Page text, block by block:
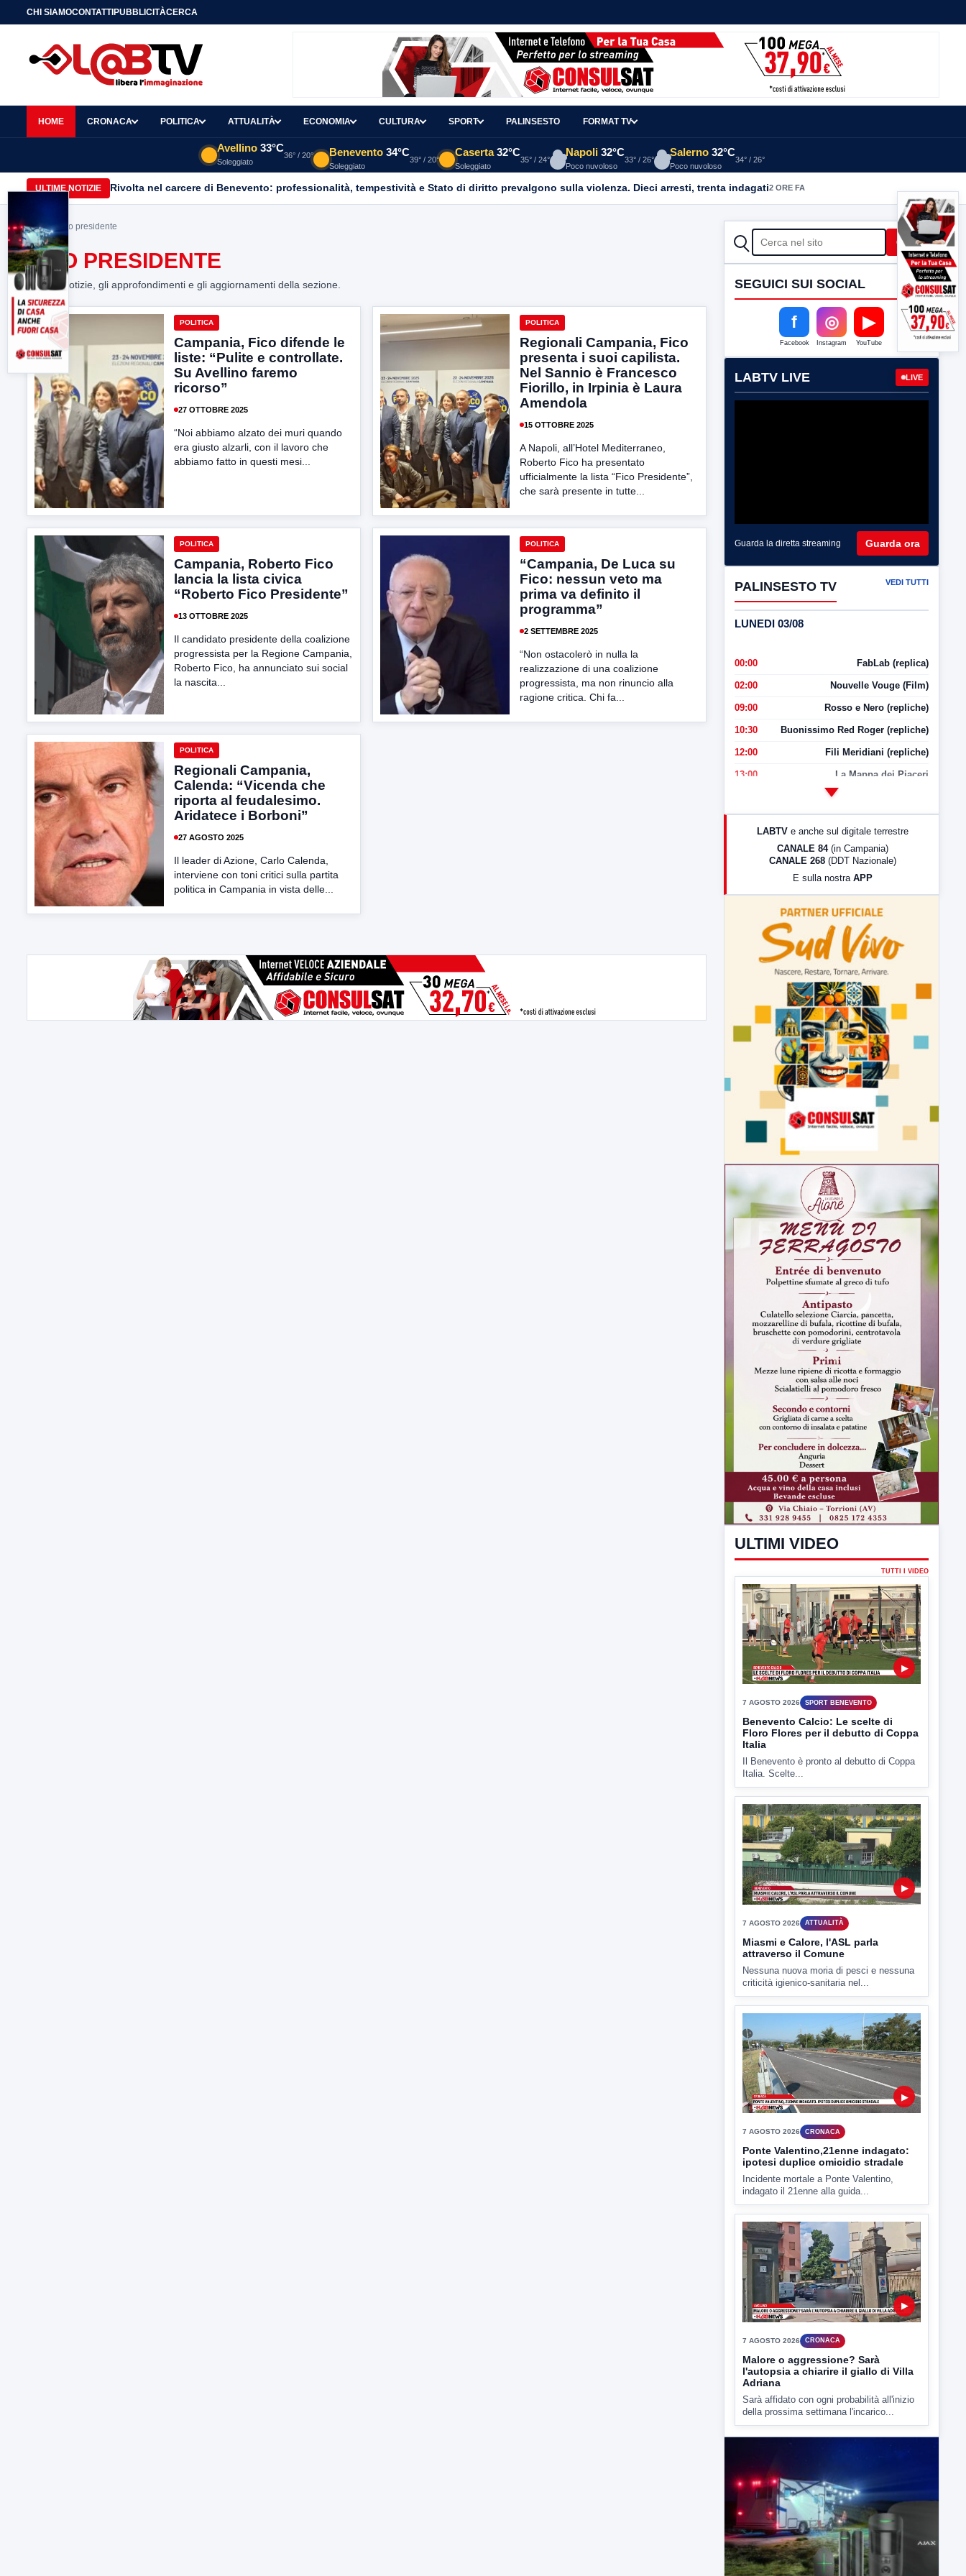
CHI SIAMOCONTATTIPUBBLICITÀCERCA
HOME CRONACA POLITICA ATTUALITÀ ECONOMIA CULTURA SPORT PALINSESTO FORMAT TV
Avellino 33°C
Soleggiato
36° / 20° Benevento 34°C
Soleggiato
39° / 20°
Caserta 32°C
Soleggiato
35° / 24°
Napoli 32°C
Poco nuvoloso
33° / 26°
Salerno 32°C
Poco nuvoloso
34° / 26°
ULTIME NOTIZIE Rivolta nel carcere di Benevento: professionalità, tempestività e Stato di diritto prevalgono sulla violenza. Dieci arresti, trenta indagati2 ORE FA
Home> fico presidente
FICO PRESIDENTE
Tutte le notizie, gli approfondimenti e gli aggiornamenti della sezione.
POLITICA
Campania, Fico difende le
liste: “Pulite e controllate.
Su Avellino faremo
ricorso”
27 OTTOBRE 2025
“Noi abbiamo alzato dei muri quando
era giusto alzarli, con il lavoro che
abbiamo fatto in questi mesi...
POLITICA
Regionali Campania, Fico
presenta i suoi capilista.
Nel Sannio è Francesco
Fiorillo, in Irpinia è Laura
Amendola
15 OTTOBRE 2025
A Napoli, all’Hotel Mediterraneo,
Roberto Fico ha presentato
ufficialmente la lista “Fico Presidente”,
che sarà presente in tutte...
POLITICA
Campania, Roberto Fico
lancia la lista civica
“Roberto Fico Presidente”
13 OTTOBRE 2025
Il candidato presidente della coalizione
progressista per la Regione Campania,
Roberto Fico, ha annunciato sui social
la nascita...
POLITICA
“Campania, De Luca su
Fico: nessun veto ma
prima va definito il
programma”
2 SETTEMBRE 2025
“Non ostacolerò in nulla la
realizzazione di una coalizione
progressista, ma non rinuncio alla
ragione critica. Chi fa...
POLITICA
Regionali Campania,
Calenda: “Vicenda che
riporta al feudalesimo.
Aridatece i Borboni”
27 AGOSTO 2025
Il leader di Azione, Carlo Calenda,
interviene con toni critici sulla partita
politica in Campania in vista delle...
CERCA Cerca
SEGUICI SUI SOCIAL
f
Facebook
◎
Instagram
▶
YouTube
LABTV LIVE LIVE
Guarda la diretta streaming Guarda ora
PALINSESTO TV VEDI TUTTI
LUNEDI 03/08
00:00 FabLab (replica)
02:00 Nouvelle Vouge (Film)
09:00 Rosso e Nero (repliche)
10:30 Buonissimo Red Roger (repliche)
12:00 Fili Meridiani (repliche)
13:00 La Mappa dei Piaceri
LabNews (Diretta)
LabNews (replica)
LABTV e anche sul digitale terrestre
CANALE 84 (in Campania)
CANALE 268 (DDT Nazionale)
E sulla nostra APP
ULTIMI VIDEO
TUTTI I VIDEO
▶
7 AGOSTO 2026 SPORT BENEVENTO
Benevento Calcio: Le scelte di
Floro Flores per il debutto di Coppa
Italia
Il Benevento è pronto al debutto di Coppa
Italia. Scelte...
▶
7 AGOSTO 2026 ATTUALITÀ
Miasmi e Calore, l'ASL parla
attraverso il Comune
Nessuna nuova moria di pesci e nessuna
criticità igienico-sanitaria nel...
▶
7 AGOSTO 2026 CRONACA
Ponte Valentino,21enne indagato:
ipotesi duplice omicidio stradale
Incidente mortale a Ponte Valentino,
indagato il 21enne alla guida...
▶
7 AGOSTO 2026 CRONACA
Malore o aggressione? Sarà
l'autopsia a chiarire il giallo di Villa
Adriana
Sarà affidato con ogni probabilità all'inizio
della prossima settimana l'incarico...